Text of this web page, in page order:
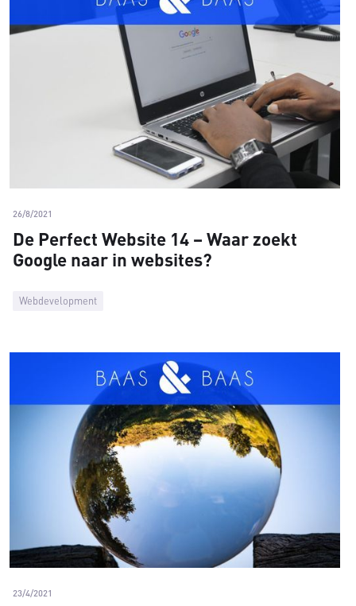
Webdevelopment
26/8/2021
De Perfect Website 14 – Waar zoekt
Google naar in websites?
23/4/2021